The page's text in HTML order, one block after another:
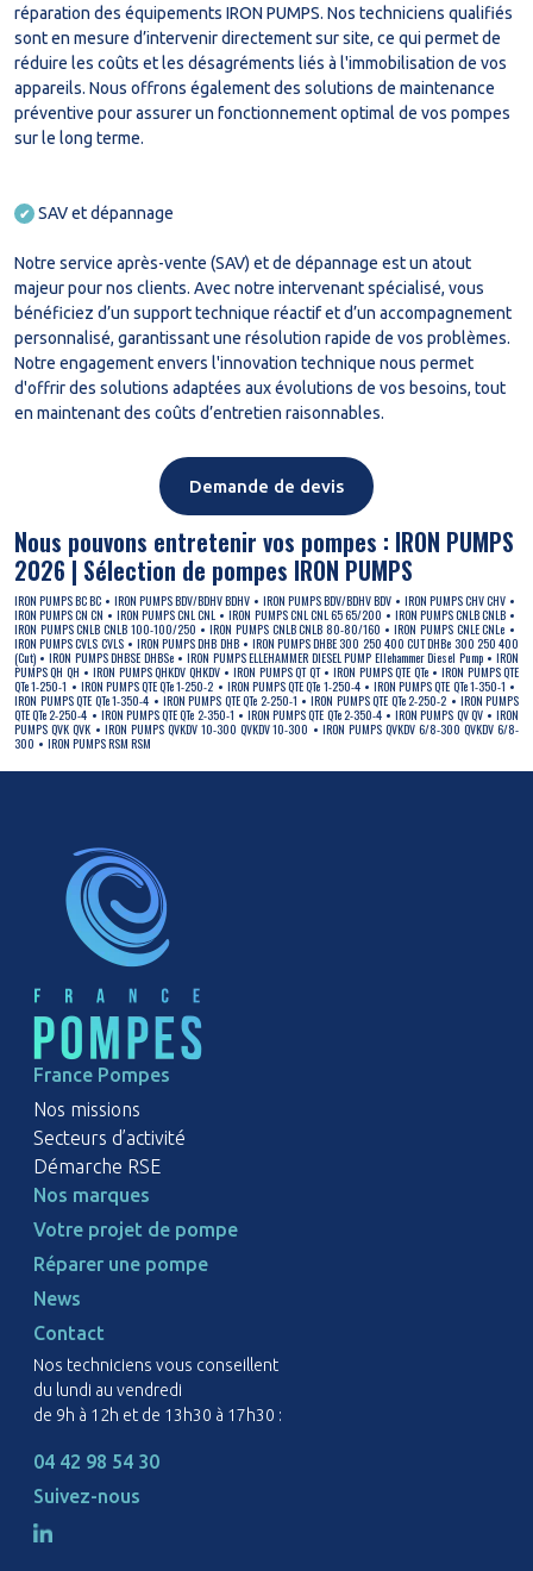
réparation des équipements IRON PUMPS. Nos techniciens qualifiés
sont en mesure d’intervenir directement sur site, ce qui permet de
réduire les coûts et les désagréments liés à l'immobilisation de vos
appareils. Nous offrons également des solutions de maintenance
préventive pour assurer un fonctionnement optimal de vos pompes
sur le long terme.
✔ SAV et dépannage
Notre service après-vente (SAV) et de dépannage est un atout
majeur pour nos clients. Avec notre intervenant spécialisé, vous
bénéficiez d’un support technique réactif et d’un accompagnement
personnalisé, garantissant une résolution rapide de vos problèmes.
Notre engagement envers l'innovation technique nous permet
d'offrir des solutions adaptées aux évolutions de vos besoins, tout
en maintenant des coûts d’entretien raisonnables.
Demande de devis
Nous pouvons entretenir vos pompes : IRON PUMPS
2026 | Sélection de pompes IRON PUMPS
IRON PUMPS BC BC IRON PUMPS BDV/BDHV BDHV IRON PUMPS BDV/BDHV BDV
IRON PUMPS CHV CHV
IRON PUMPS CN CN
IRON PUMPS CNL CNL IRON PUMPS CNL CNL 65 65/200
IRON PUMPS CNLB CNLB
IRON PUMPS CNLB CNLB 100-100/250
IRON PUMPS CNLB CNLB 80-80/160
IRON PUMPS CNLE CNLe
IRON PUMPS CVLS CVLS
IRON PUMPS DHB DHB
IRON PUMPS DHBE 300 250 400 CUT DHBe 300 250 400
(Cut)
IRON PUMPS DHBSE DHBSe IRON PUMPS ELLEHAMMER DIESEL PUMP Ellehammer Diesel Pump
IRON
PUMPS QH QH
IRON PUMPS QHKDV QHKDV IRON PUMPS QT QT IRON PUMPS QTE QTe
IRON PUMPS QTE
QTe 1-250-1
IRON PUMPS QTE QTe 1-250-2 IRON PUMPS QTE QTe 1-250-4
IRON PUMPS QTE QTe 1-350-1
IRON PUMPS QTE QTe 1-350-4
IRON PUMPS QTE QTe 2-250-1 IRON PUMPS QTE QTe 2-250-2
IRON PUMPS
QTE QTe 2-250-4
IRON PUMPS QTE QTe 2-350-1 IRON PUMPS QTE QTe 2-350-4 IRON PUMPS QV QV
IRON
PUMPS QVK QVK
IRON PUMPS QVKDV 10-300 QVKDV 10-300
IRON PUMPS QVKDV 6/8-300 QVKDV 6/8-
300
IRON PUMPS RSM RSM
France Pompes
Nos missions
Secteurs d’activité
Démarche RSE
Nos marques
Votre projet de pompe
Réparer une pompe
News
Contact
Nos techniciens vous conseillent
du lundi au vendredi
de 9h à 12h et de 13h30 à 17h30 :
04 42 98 54 30
Suivez-nous